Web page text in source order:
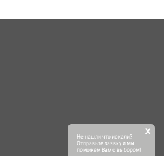
Не нашли что искали?
Отправьте заявку и мы
поможем Вам с выбором!
×